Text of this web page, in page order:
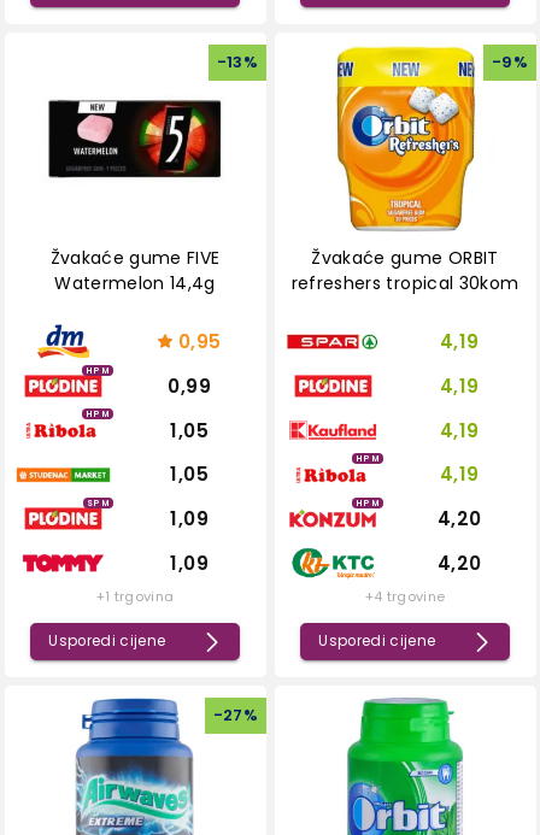
-13%
Žvakaće gume FIVE
Watermelon 14,4g
0,95
HPM
0,99
HPM
1,05
1,05
SPM
1,09
1,09
+1 trgovina
Usporedi cijene
-9%
Žvakaće gume ORBIT
refreshers tropical 30kom
4,19
4,19
4,19
HPM
4,19
HPM
4,20
4,20
+4 trgovine
Usporedi cijene
-27%